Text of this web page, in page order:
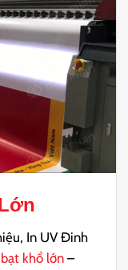
In UV Đinh
khổ lớn–